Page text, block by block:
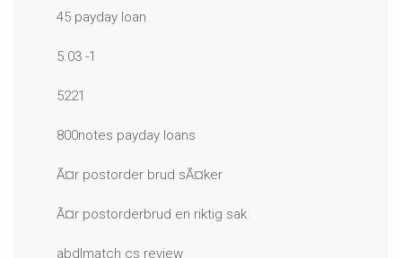
45 payday loan
5.03 -1
5221
800notes payday loans
Ã¤r postorder brud sÃ¤ker
Ã¤r postorderbrud en riktig sak
abdlmatch cs review